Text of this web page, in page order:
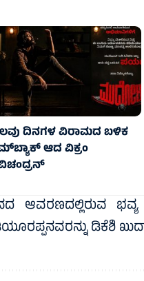
ದಿನಗಳ ವಿರಾಮದ ಬಳಿಕ
ಆದ ವಿಕ್ರಂ
ಆವರಣದಲ್ಲಿರುವ
ಡಿಕೆಶಿ